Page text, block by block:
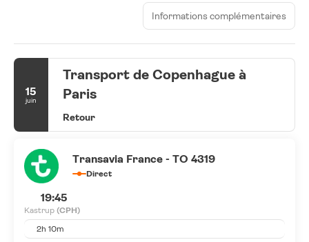
Ne ratez pas l'occasion de vous détendre en profitant des
nombreuses infrastructures de loisirs à votre disposition et qui
location de vélos.
Les 203 chambres de l'hébergement vous invitent à la détente.
L'accès Wi-Fi à Internet gratuit vous permet de rester en
contact avec le reste du monde. Les salles de bain comprennent
une baignoire ou une douche avec un pommeau de douche à
« effet pluie » et un sèche-cheveux.
Un petit déjeuner buffet est servi en semaine de 06 h 30 à
10 h 00 et le week-end de 07 h 30 à 11 h 00 (en supplément).
informatique, un service de nettoyage à sec / blanchisserie et
une réception ouverte 24 h/24.
Informations complémentaires
15
juin
Transport de Copenhague à
Paris
Retour
Transavia France - TO 4319
Direct
19:45
Kastrup (CPH)
2h 10m